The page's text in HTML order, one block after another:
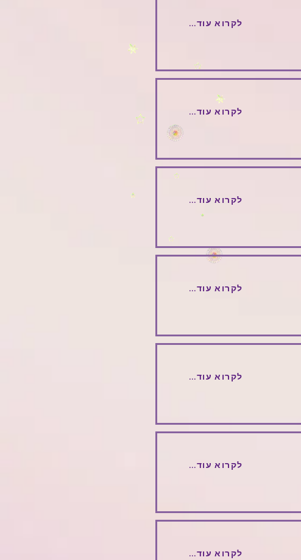
...לקרוא עוד
...לקרוא עוד
...לקרוא עוד
...לקרוא עוד
...לקרוא עוד
...לקרוא עוד
...לקרוא עוד